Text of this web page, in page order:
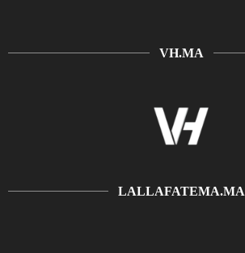
VH.MA
LALLAFATEMA.MA